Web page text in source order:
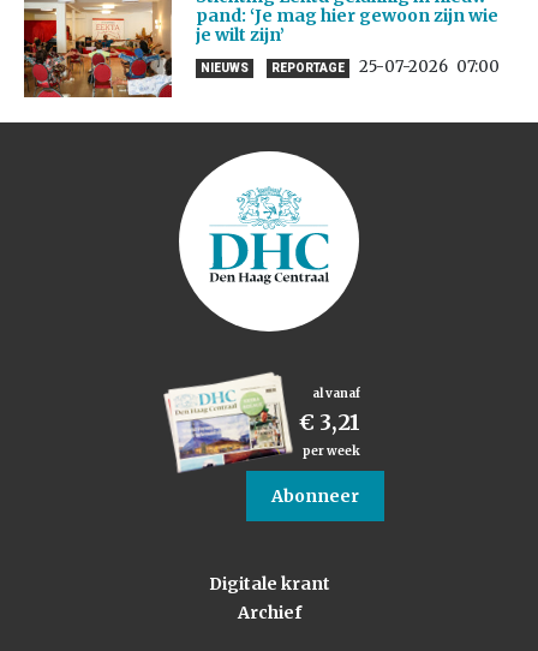
pand: ‘Je mag hier gewoon zijn wie
je wilt zijn’
NIEUWS REPORTAGE 25-07-2026 07:00
al vanaf
€ 3,21
per week
Abonneer
Digitale krant
Archief